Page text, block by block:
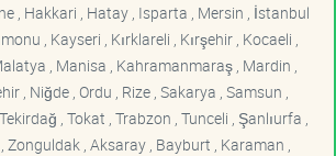
, Hakkari , Hatay , Isparta , Mersin , İstanbul
, Kayseri , Kırklareli , Kırşehir , Kocaeli ,
, Manisa , Kahramanmaraş , Mardin ,
, Niğde , Ordu , Rize , Sakarya , Samsun ,
, Tokat , Trabzon , Tunceli , Şanlıurfa ,
Zonguldak , Aksaray , Bayburt , Karaman ,